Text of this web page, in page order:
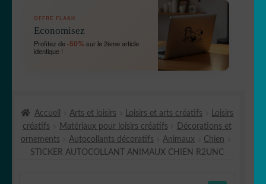
OUVRIR
OUVRIR
MENU
OUVRIR
ENFANT
LE
MENU
ENFANT
🖨 3D et divers
OUVRIR
LE
OFFRE FLASH
Economisez
Profitez de-50%sur le 2ème article
identique !
Accueil Arts et loisirs Loisirs et arts créatifs
Loisirs
créatifs
Matériaux pour loisirs créatifs
Décorations et
ornements
Autocollants décoratifs Animaux
Chien
STICKER AUTOCOLLANT ANIMAUX CHIEN R2UNC